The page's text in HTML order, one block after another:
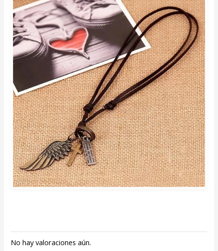
No hay valoraciones aún.